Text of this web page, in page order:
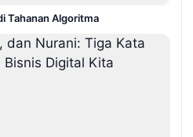
Tahanan Algoritma